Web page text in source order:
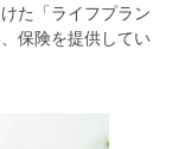
た「ライフプラン
保険を提供してい